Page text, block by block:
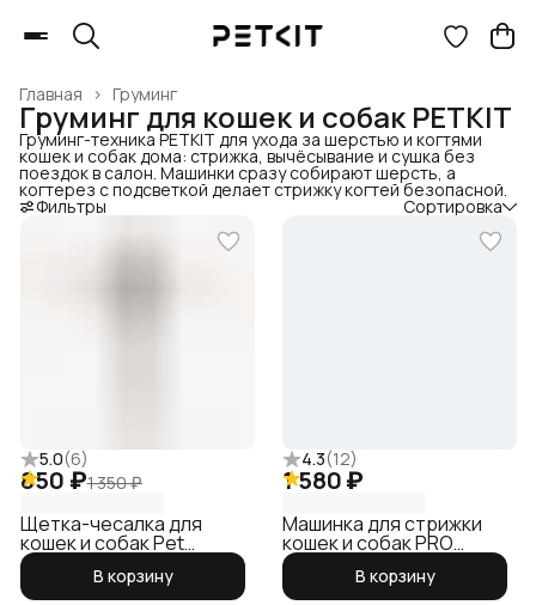
Груминг
Главная ›
Груминг для кошек и собак PETKIT
Груминг-техника PETKIT для ухода за шерстью и когтями
кошек и собак дома: стрижка, вычёсывание и сушка без
поездок в салон. Машинки сразу собирают шерсть, а
когтерез с подсветкой делает стрижку когтей безопасной.
Фильтры Сортировка
5.0(6)
850 ₽1 350 ₽
Щетка-чесалка для
кошек и собак Pet
Grooming Brush 2
В корзину
4.3(12)
1 580 ₽
Машинка для стрижки
кошек и собак PRO
PETKIT
В корзину